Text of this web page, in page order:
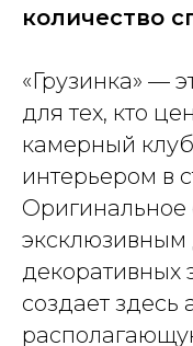
количество
«Грузинка» —
для тех, кто
камерный
интерьером в
Оригинальное
декоративных
создает